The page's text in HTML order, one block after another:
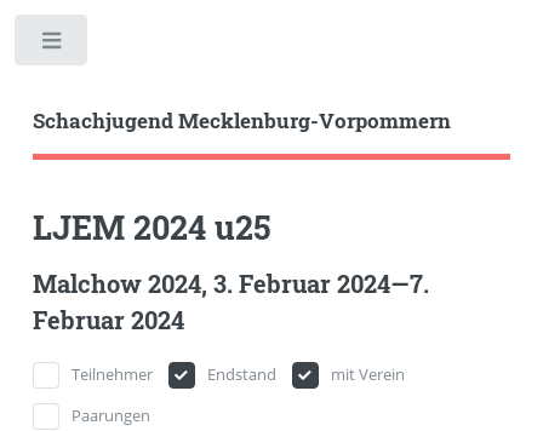
Schachjugend Mecklenburg-Vorpommern
LJEM 2024 u25
Malchow 2024, 3. Februar 2024—7.
Februar 2024
Teilnehmer Endstand
mit Verein
Paarungen